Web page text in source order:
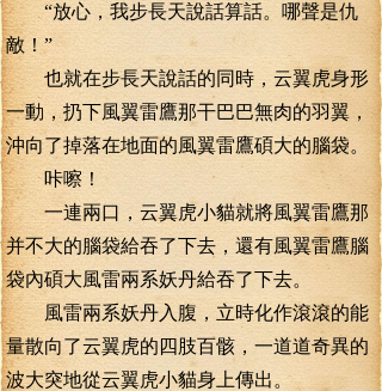
“放心，我步長天說話算話。哪聲是仇
敵！”
也就在步長天說話的同時，云翼虎身形
一動，扔下風翼雷鷹那干巴巴無肉的羽翼，
沖向了掉落在地面的風翼雷鷹碩大的腦袋。
咔嚓！
一連兩口，云翼虎小貓就將風翼雷鷹那
并不大的腦袋給吞了下去，還有風翼雷鷹腦
袋內碩大風雷兩系妖丹給吞了下去。
風雷兩系妖丹入腹，立時化作滾滾的能
量散向了云翼虎的四肢百骸，一道道奇異的
波大突地從云翼虎小貓身上傳出。